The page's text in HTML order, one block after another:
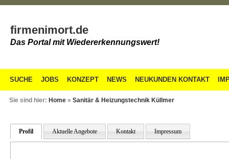
firmenimort.de
Das Portal mit Wiedererkennungswert!
SUCHE JOBS KONZEPT NEWS NEUKUNDEN KONTAKT
Sie sind hier: Home » Sanitär & Heizungstechnik Küllmer
Profil Aktuelle Angebote Kontakt Impressum